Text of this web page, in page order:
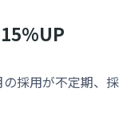
採用が不定期、採